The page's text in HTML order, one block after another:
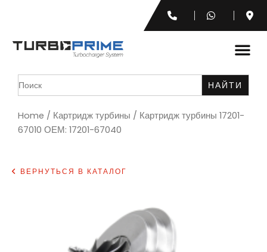
Search
for:
Home / Картридж турбины / Картридж турбины 17201-
67010 ОЕМ: 17201-67040
ВЕРНУТЬСЯ В КАТАЛОГ